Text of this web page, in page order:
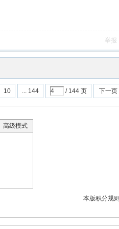
举报
10 ... 144 / 144 页 下一页
高级模式
本版积分规则